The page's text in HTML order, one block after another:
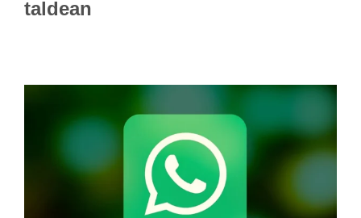
taldean